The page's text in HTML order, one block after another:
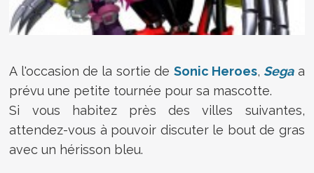
A l'occasion de la sortie de Sonic Heroes, Segaa
prévu une petite tournée pour sa mascotte.
Si vous habitez près des villes suivantes,
attendez-vous à pouvoir discuter le bout de gras
avec un hérisson bleu.